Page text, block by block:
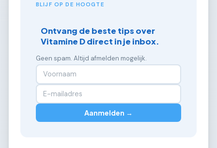
BLIJF OP DE HOOGTE
Ontvang de beste tips over
Vitamine D direct in je inbox.
Geen spam. Altijd afmelden mogelijk.
Aanmelden →